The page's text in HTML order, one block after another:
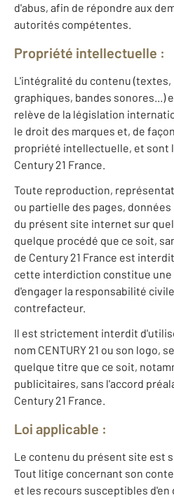
d'abus, afin de répondre aux
autorités compétentes.
Propriété intellectuelle :
L'intégralité du contenu (textes,
graphiques, bandes sonores...)
relève de la législation
le droit des marques et, de
propriété intellectuelle, et sont
Century 21 France.
Toute reproduction,
ou partielle des pages,
du présent site internet sur
quelque procédé que ce soit,
de Century 21 France est
cette interdiction constitue
d'engager la responsabilité
contrefacteur.
Il est strictement interdit
nom CENTURY 21 ou son logo,
quelque titre que ce soit,
publicitaires, sans l'accord
Century 21 France.
Loi applicable :
Le contenu du présent site est
Tout litige concernant son
et les recours susceptibles d'en